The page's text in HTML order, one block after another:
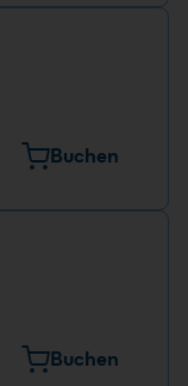
Buchen
Buchen